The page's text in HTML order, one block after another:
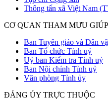
Thông tấn xã Việt Nam
CƠ QUAN THAM MƯU
Ban Tuyên giáo và Dân
Ban Tổ chức Tỉnh uỷ
Uỷ ban Kiểm tra Tỉnh uỷ
Ban Nội chính Tỉnh uỷ
Văn phòng Tỉnh ủy
ĐẢNG ỦY TRỰC THUỘC